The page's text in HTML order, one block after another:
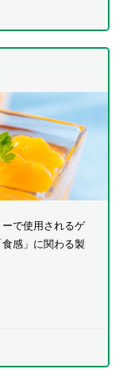
で使用されるゲ
感」に関わる製